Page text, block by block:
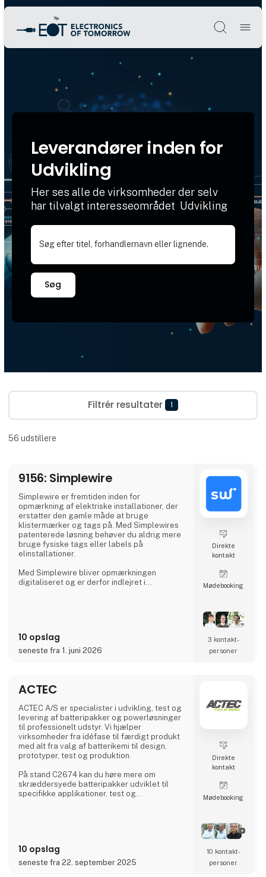
Søg
Leverandører inden for
Udvikling
Her ses alle de virksomheder der selv
har tilvalgt interesseområdet Udvikling
Søg efter titel, forhandlernavn eller lignende.
Søg
Filtrér resultater 1
56 udstillere
9156: Simplewire
Simplewire er fremtiden inden for
opmærkning af elektriske installationer, der
erstatter den gamle måde at bruge
klistermærker og tags på. Med Simplewires
patenterede løsning behøver du aldrig mere
bruge fysiske tags eller labels på
elinstallationer.
Med Simplewire bliver opmærkningen
digitaliseret og er derfor indlejret i
mærkningssystem er det bedste
mærkningssystem i verden.
Simplewires clips overfører ID'et fra dine
sikringer til alle el
10 opslag
seneste fra 1. juni 2026
Direkte
kontakt
Møde­booking
3 kontakt­
personer
ACTEC
ACTEC A/S er specialister i udvikling, test og
levering af batteripakker og powerløsninger
til professionelt udstyr. Vi hjælper
virksomheder fra idéfase til færdigt produkt
med alt fra valg af batterikemi til design,
prototyper, test og produktion.
På stand C2674 kan du høre mere om
skræddersyede batteripakker udviklet til
specifikke applikationer, test og
Vi samarbejder tæt med udviklingshuse,
10 opslag
seneste fra 22. september 2025
Direkte
kontakt
Møde­booking
10 kontakt­
personer